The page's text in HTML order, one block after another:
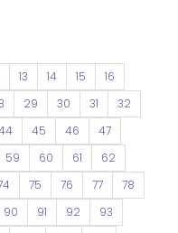
13 14 15
16
29 30 31
32
45 46
47
59 60 61
62
75 76 77
78
90 91 92
93